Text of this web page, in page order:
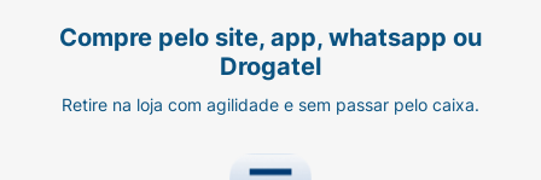
Compre pelo site, app, whatsapp ou
Drogatel
Retire na loja com agilidade e sem passar pelo caixa.